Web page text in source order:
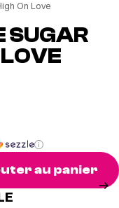
On Love
SUGAR
LOVE
i
au panier